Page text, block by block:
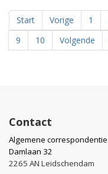
Start Vorige 1
9
10 Volgende
Contact
Algemene correspondentie
Damlaan 32
2265 AN Leidschendam